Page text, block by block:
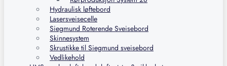
Hydraulisk løftebord
Lasersveisecelle
Siegmund Roterende Sveisebord
Skinnesystem
Skrustikke til Siegmund sveisebord
Vedlikehold